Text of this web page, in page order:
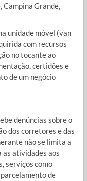
Campina Grande,
unidade móvel (van
com recursos
no tocante ao
certidões e
de um negócio
denúncias sobre o
dos corretores e das
não se limita a
as atividades aos
serviços como
de